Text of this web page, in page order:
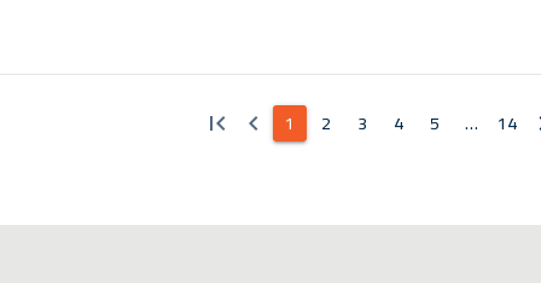
first_page keyboard_arrow_left 1 2 3 4 5 … 14